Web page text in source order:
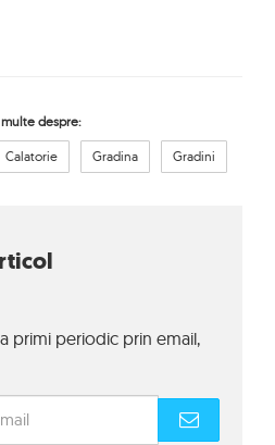
despre:
Calatorie Gradina Gradini
primi periodic prin email,